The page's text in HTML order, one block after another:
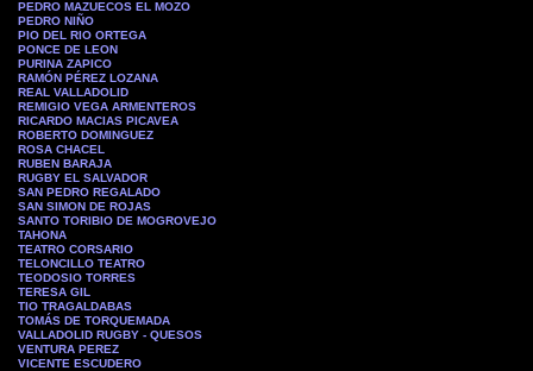
PEDRO MAZUECOS EL MOZO
PEDRO NIÑO
PIO DEL RIO ORTEGA
PONCE DE LEON
PURINA ZAPICO
RAMÓN PÉREZ LOZANA
REAL VALLADOLID
REMIGIO VEGA ARMENTEROS
RICARDO MACIAS PICAVEA
ROBERTO DOMINGUEZ
ROSA CHACEL
RUBEN BARAJA
RUGBY EL SALVADOR
SAN PEDRO REGALADO
SAN SIMON DE ROJAS
SANTO TORIBIO DE MOGROVEJO
TAHONA
TEATRO CORSARIO
TELONCILLO TEATRO
TEODOSIO TORRES
TERESA GIL
TIO TRAGALDABAS
TOMÁS DE TORQUEMADA
VALLADOLID RUGBY - QUESOS
VENTURA PEREZ
VICENTE ESCUDERO